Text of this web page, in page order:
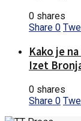
0 shares
Share 0
Kako je
Izet
0 shares
Share 0